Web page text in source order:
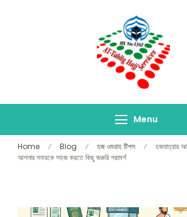
Menu
Home Blog হজ ওমরাহ টিপস
হজযাত্রার
আপনার সফরকে সহজ করতে কিছু জরুরি পরামর্শ